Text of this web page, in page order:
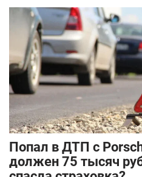
​Попал в ДТП с
должен 75 тысяч